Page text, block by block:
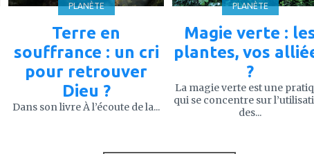
PLANÈTE
Terre en
souffrance : un cri
pour retrouver
Dieu ?
Dans son livre À l’écoute de la...
PLANÈTE
Magie verte :
plantes, vos
?
La magie verte est une
qui se concentre sur
des...